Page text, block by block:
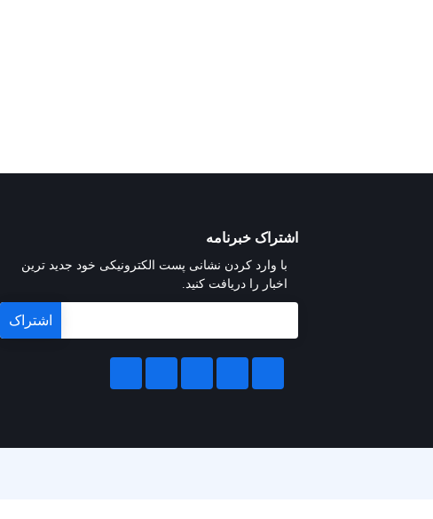
اشتراک خبرنامه
با وارد کردن نشانی پست الکترونیکی خود جدید ترین
اخبار را دریافت کنید.